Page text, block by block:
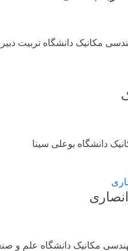
مکانیک دانشگاه تربیت
دانشگاه بوعلی سینا
مکانیک دانشگاه علم و